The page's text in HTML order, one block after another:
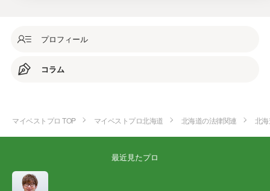
プロフィール
コラム
マイベストプロ TOP マイベストプロ北海道 北海道の法律関連 北
最近見たプロ